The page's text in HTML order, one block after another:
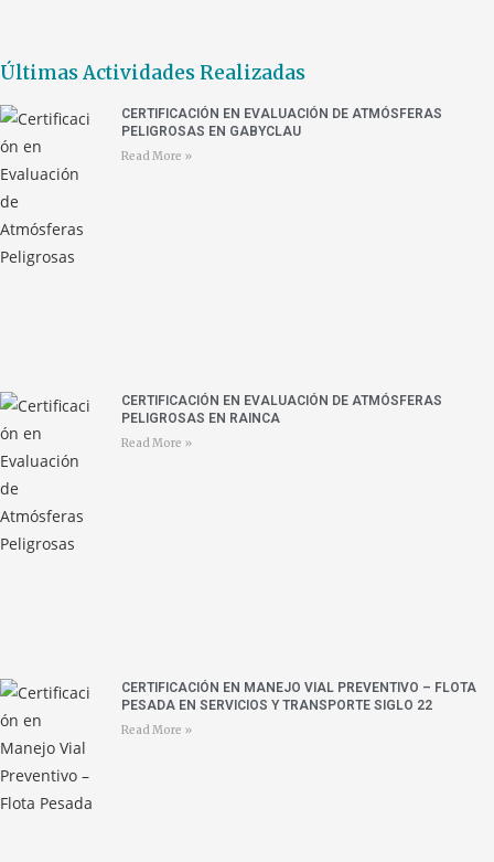
Últimas Actividades Realizadas
CERTIFICACIÓN EN EVALUACIÓN DE ATMÓSFERAS
PELIGROSAS EN GABYCLAU
Read More »
CERTIFICACIÓN EN EVALUACIÓN DE ATMÓSFERAS
PELIGROSAS EN RAINCA
Read More »
CERTIFICACIÓN EN MANEJO VIAL PREVENTIVO – FLOTA
PESADA EN SERVICIOS Y TRANSPORTE SIGLO 22
Read More »